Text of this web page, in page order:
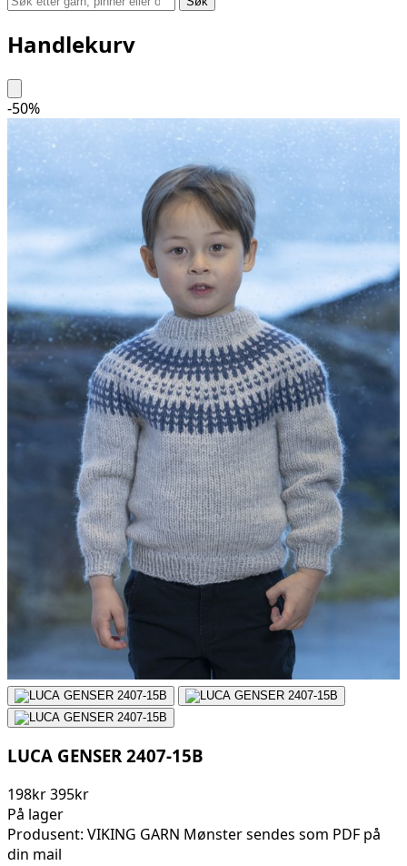
Handlekurv
-50%
LUCA GENSER 2407-15B
198kr395kr
På lager
Produsent: VIKING GARN Mønster sendes som PDF på
din mail